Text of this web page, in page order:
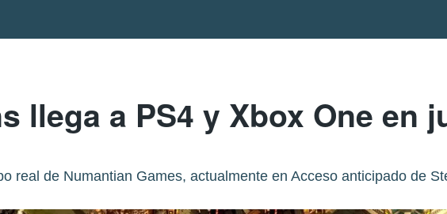
llega a PS4 y Xbox One en
real de Numantian Games, actualmente en Acceso anticipado de